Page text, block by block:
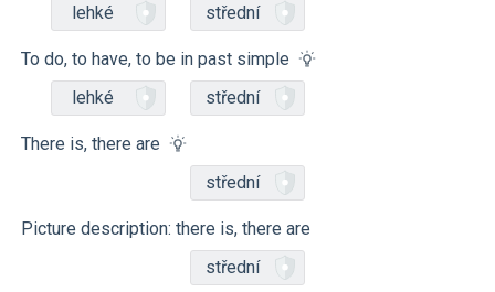
lehké
střední
To do, to have, to be in past simple
lehké
střední
There is, there are
střední
Picture description: there is, there are
střední